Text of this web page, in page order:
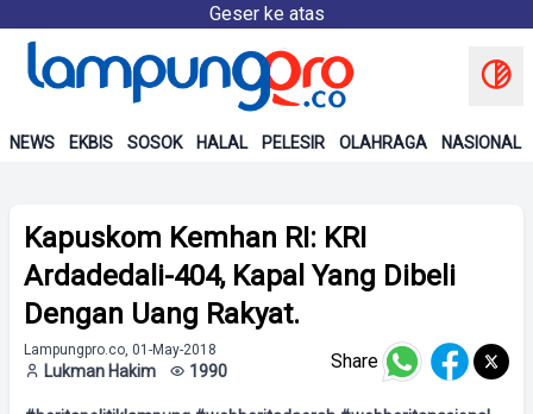
Geser ke atas
NEWS EKBIS SOSOK HALAL PELESIR OLAHRAGA NASIONAL
Kapuskom Kemhan RI: KRI
Ardadedali-404, Kapal Yang Dibeli
Dengan Uang Rakyat.
Lampungpro.co, 01-May-2018
Lukman Hakim 1990 Share